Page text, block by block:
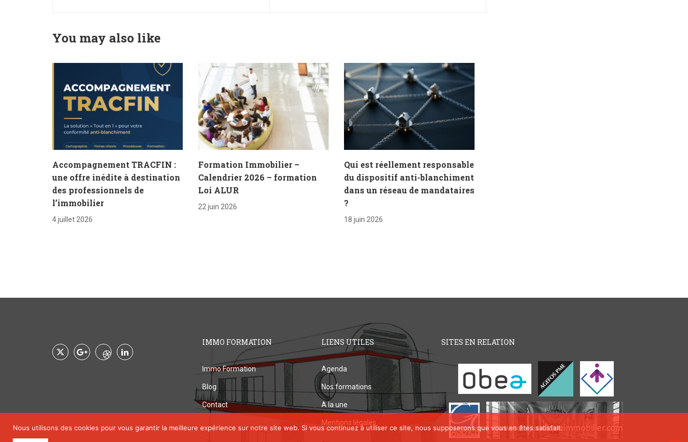
You may also like
Accompagnement TRACFIN :
une offre inédite à destination
des professionnels de
l’immobilier
4 juillet 2026
Formation Immobilier –
Calendrier 2026 – formation
Loi ALUR
22 juin 2026
Qui est réellement responsable
du dispositif anti-blanchiment
dans un réseau de mandataires
?
18 juin 2026
IMMO FORMATION
Immo Formation
Blog
Contact
LIENS UTILES
Agenda
Nos formations
A la une
Mentions légales
SITES EN RELATION
Nous utilisons des cookies pour vous garantir la meilleure expérience sur notre site web. Si vous continuez à utiliser ce site, nous supposerons que vous en êtes satisfait.